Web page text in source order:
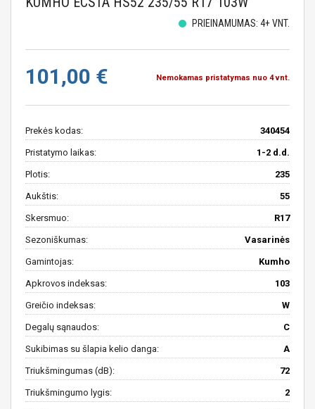
PRIEINAMUMAS: 4+ VNT.
101,00 € Nemokamas pristatymas nuo 4 vnt.
Prekės kodas: 340454
Pristatymo laikas: 1-2 d.d.
Plotis: 235
Aukštis: 55
Skersmuo: R17
Sezoniškumas: Vasarinės
Gamintojas: Kumho
Apkrovos indeksas: 103
Greičio indeksas: W
Degalų sąnaudos: C
Sukibimas su šlapia kelio danga: A
Triukšmingumas (dB): 72
Triukšmingumo lygis: 2